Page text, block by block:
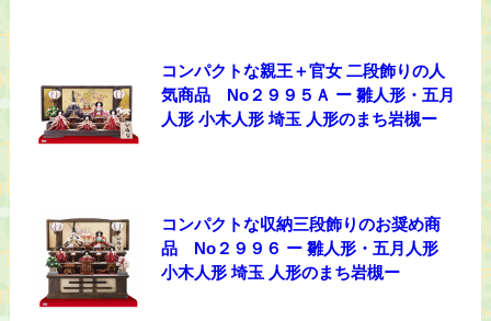
コンパクトな親王＋官女 二段飾りの人
気商品 No２９９５Ａ ー 雛人形・五月
人形 小木人形 埼玉 人形のまち岩槻ー
コンパクトな収納三段飾りのお奨め商
品 No２９９６ ー 雛人形・五月人形
小木人形 埼玉 人形のまち岩槻ー